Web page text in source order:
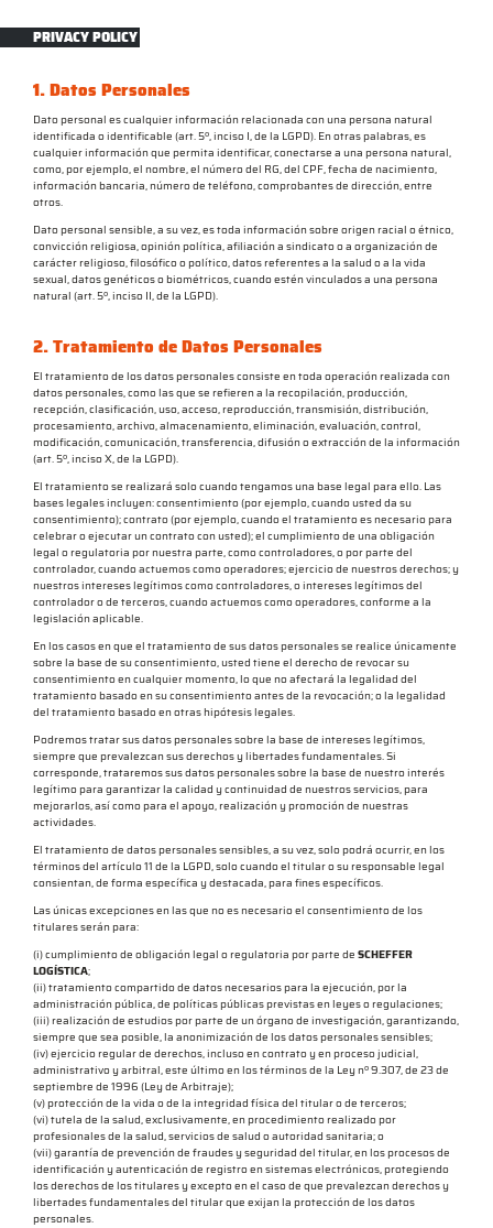
PRIVACY POLICY
1. Datos Personales
Dato personal es cualquier información relacionada con una persona natural
identificada o identificable (art. 5º, inciso I, de la LGPD). En otras palabras, es
cualquier información que permita identificar, conectarse a una persona natural,
como, por ejemplo, el nombre, el número del RG, del CPF, fecha de nacimiento,
información bancaria, número de teléfono, comprobantes de dirección, entre
otros.
Dato personal sensible, a su vez, es toda información sobre origen racial o étnico,
convicción religiosa, opinión política, afiliación a sindicato o a organización de
carácter religioso, filosófico o político, datos referentes a la salud o a la vida
sexual, datos genéticos o biométricos, cuando estén vinculados a una persona
natural (art. 5º, inciso II, de la LGPD).
2. Tratamiento de Datos Personales
El tratamiento de los datos personales consiste en toda operación realizada con
datos personales, como las que se refieren a la recopilación, producción,
recepción, clasificación, uso, acceso, reproducción, transmisión, distribución,
procesamiento, archivo, almacenamiento, eliminación, evaluación, control,
modificación, comunicación, transferencia, difusión o extracción de la información
(art. 5º, inciso X, de la LGPD).
El tratamiento se realizará solo cuando tengamos una base legal para ello. Las
bases legales incluyen: consentimiento (por ejemplo, cuando usted da su
consentimiento); contrato (por ejemplo, cuando el tratamiento es necesario para
celebrar o ejecutar un contrato con usted); el cumplimiento de una obligación
legal o regulatoria por nuestra parte, como controladores, o por parte del
controlador, cuando actuemos como operadores; ejercicio de nuestros derechos; y
nuestros intereses legítimos como controladores, o intereses legítimos del
controlador o de terceros, cuando actuemos como operadores, conforme a la
legislación aplicable.
En los casos en que el tratamiento de sus datos personales se realice únicamente
sobre la base de su consentimiento, usted tiene el derecho de revocar su
consentimiento en cualquier momento, lo que no afectará la legalidad del
tratamiento basado en su consentimiento antes de la revocación; o la legalidad
del tratamiento basado en otras hipótesis legales.
Podremos tratar sus datos personales sobre la base de intereses legítimos,
siempre que prevalezcan sus derechos y libertades fundamentales. Si
corresponde, trataremos sus datos personales sobre la base de nuestro interés
legítimo para garantizar la calidad y continuidad de nuestros servicios, para
mejorarlos, así como para el apoyo, realización y promoción de nuestras
actividades.
El tratamiento de datos personales sensibles, a su vez, solo podrá ocurrir, en los
términos del artículo 11 de la LGPD, solo cuando el titular o su responsable legal
consientan, de forma específica y destacada, para fines específicos.
Las únicas excepciones en las que no es necesario el consentimiento de los
titulares serán para:
(i) cumplimiento de obligación legal o regulatoria por parte de SCHEFFER
LOGÍSTICA;
(ii) tratamiento compartido de datos necesarios para la ejecución, por la
administración pública, de políticas públicas previstas en leyes o regulaciones;
(iii) realización de estudios por parte de un órgano de investigación, garantizando,
siempre que sea posible, la anonimización de los datos personales sensibles;
(iv) ejercicio regular de derechos, incluso en contrato y en proceso judicial,
administrativo y arbitral, este último en los términos de la Ley nº 9.307, de 23 de
septiembre de 1996 (Ley de Arbitraje);
(v) protección de la vida o de la integridad física del titular o de terceros;
(vi) tutela de la salud, exclusivamente, en procedimiento realizado por
profesionales de la salud, servicios de salud o autoridad sanitaria; o
(vii) garantía de prevención de fraudes y seguridad del titular, en los procesos de
identificación y autenticación de registro en sistemas electrónicos, protegiendo
los derechos de los titulares y excepto en el caso de que prevalezcan derechos y
libertades fundamentales del titular que exijan la protección de los datos
personales.